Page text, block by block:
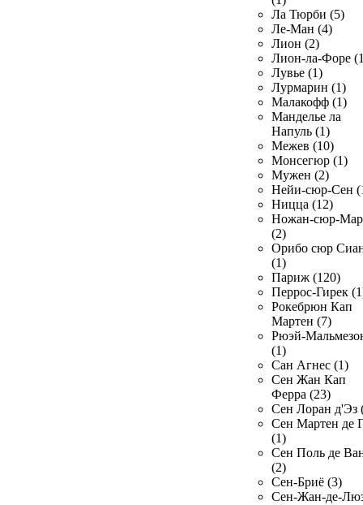
Ла Тюрби (5)
Ле-Ман (4)
Лион (2)
Лион-ла-Форе
Лувье (1)
Лурмарин (1)
Малакофф (1)
Манделье ла
Напуль (1)
Межев (10)
Монсегюр (1)
Мужен (2)
Нейи-сюр-Сен
Ницца (12)
Ножан-сюр-
(2)
Орибо сюр
(1)
Париж (120)
Перрос-Гирек
Рокебрюн Кап
Мартен (7)
Рюэй-
(1)
Сан Агнес (1)
Сен Жан Кап
Ферра (23)
Сен Лоран д'Эз
Сен Мартен де
(1)
Сен Поль де
(2)
Сен-Бриё (3)
Сен-Жан-де-